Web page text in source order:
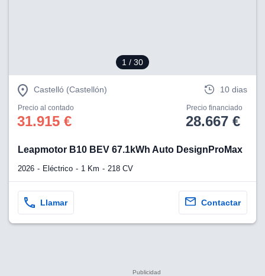
1 / 30
Castelló (Castellón) 10 dias
Precio al contado
31.915 €
Precio financiado
28.667 €
Leapmotor B10 BEV 67.1kWh Auto DesignProMax
2026 Eléctrico 1 Km 218 CV
Llamar Contactar